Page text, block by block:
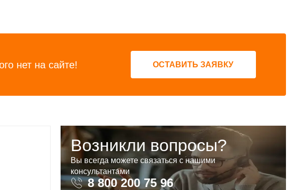
нет на сайте! ОСТАВИТЬ ЗАЯВКУ
Возникли вопросы?
Вы всегда можете связаться с нашими
консультантами
8 800 200 75 96 8 800 200 75 96